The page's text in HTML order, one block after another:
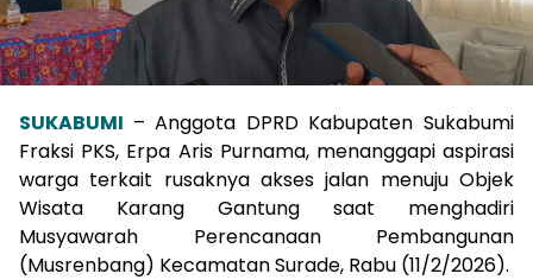
SUKABUMI – Anggota DPRD Kabupaten Sukabumi
Fraksi PKS, Erpa Aris Purnama, menanggapi aspirasi
warga terkait rusaknya akses jalan menuju Objek
Wisata Karang Gantung saat menghadiri
Musyawarah Perencanaan Pembangunan
(Musrenbang) Kecamatan Surade, Rabu (11/2/2026).